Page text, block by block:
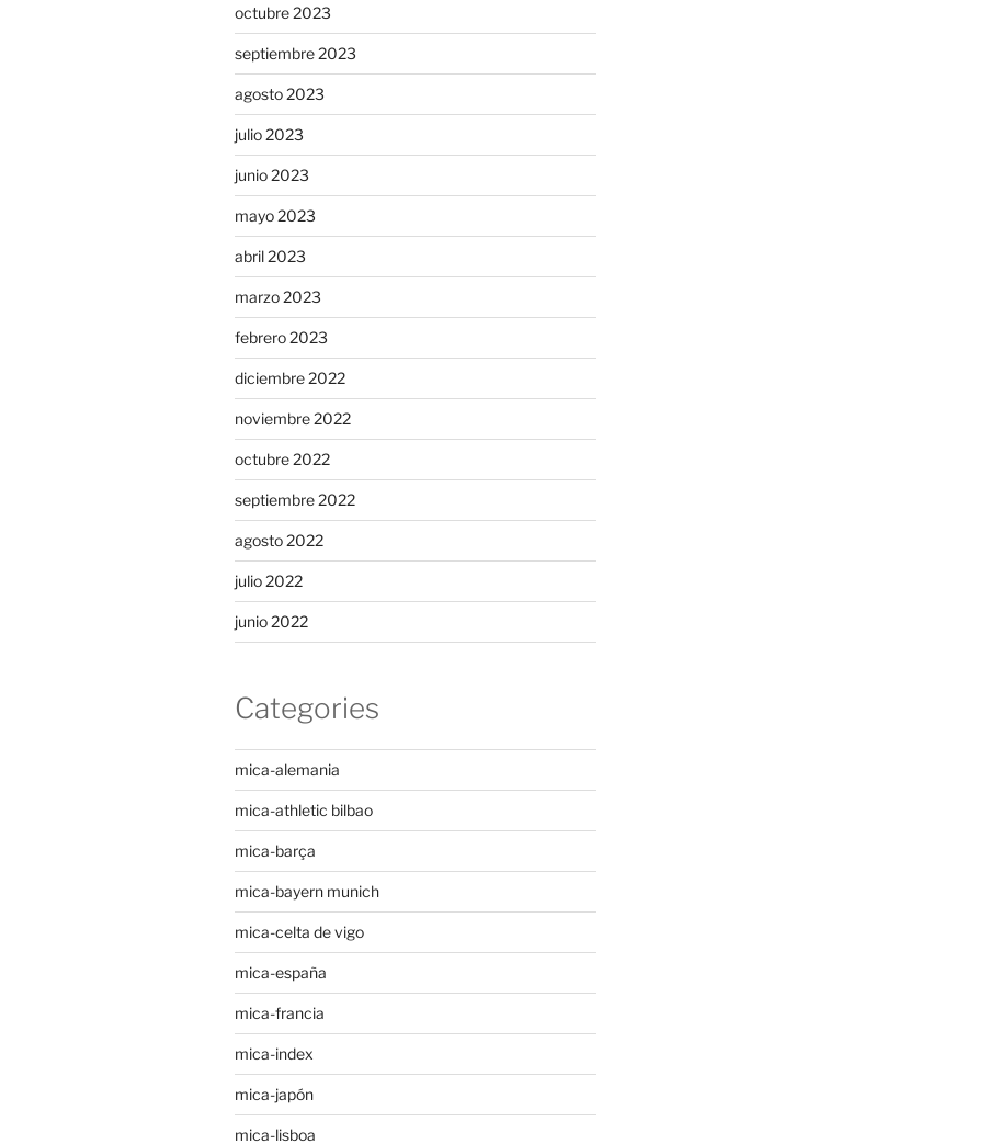
octubre 2023
septiembre 2023
agosto 2023
julio 2023
junio 2023
mayo 2023
abril 2023
marzo 2023
febrero 2023
diciembre 2022
noviembre 2022
octubre 2022
septiembre 2022
agosto 2022
julio 2022
junio 2022
Categories
mica-alemania
mica-athletic bilbao
mica-barça
mica-bayern munich
mica-celta de vigo
mica-españa
mica-francia
mica-index
mica-japón
mica-lisboa